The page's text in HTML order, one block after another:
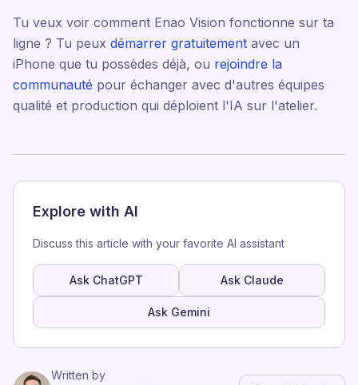
Tu veux voir comment Enao Vision fonctionne sur ta
ligne ? Tu peux démarrer gratuitement avec un
iPhone que tu possèdes déjà, ou rejoindre la
communauté pour échanger avec d'autres équipes
qualité et production qui déploient l'IA sur l'atelier.
Explore with AI
Discuss this article with your favorite AI assistant
Ask ChatGPT Ask Claude
Ask Gemini
Written by